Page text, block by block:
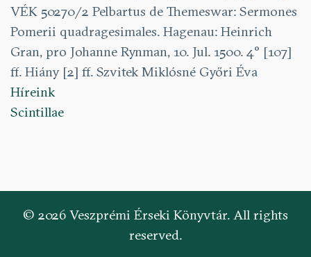
VÉK 50270/2 Pelbartus de Themeswar: Sermones
Pomerii quadragesimales. Hagenau: Heinrich
Gran, pro Johanne Rynman, 10. Jul. 1500. 4° [107]
ff. Hiány [2] ff. Szvitek Miklósné Győri Éva
Híreink
Scintillae
© 2026 Veszprémi Érseki Könyvtár. All rights
reserved.